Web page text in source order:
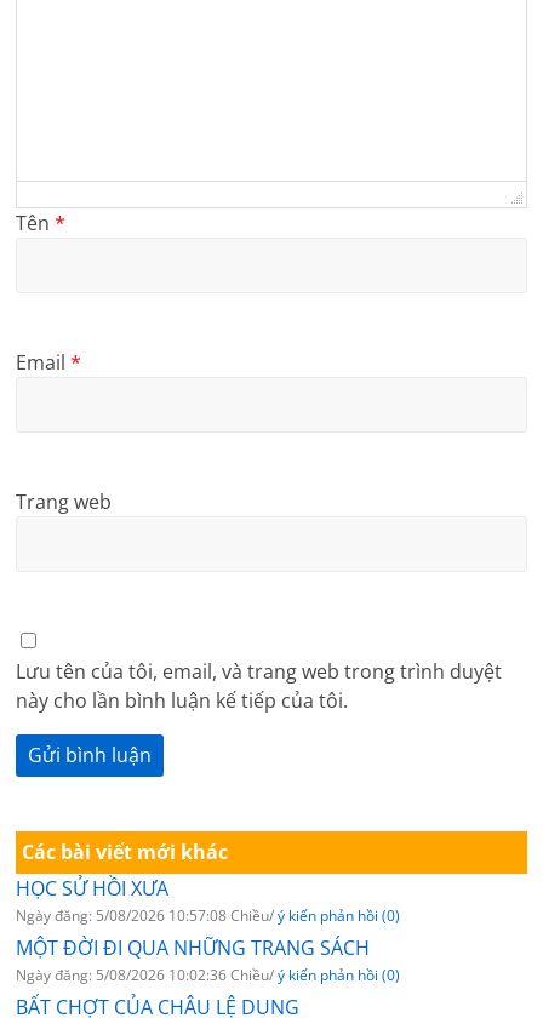
Tên*
Email*
Trang web
Lưu tên của tôi, email, và trang web trong trình duyệt
này cho lần bình luận kế tiếp của tôi.
Các bài viết mới khác
HỌC SỬ HỒI XƯA
Ngày đăng: 5/08/2026 10:57:08 Chiều/ý kiến phản hồi (0)
MỘT ĐỜI ĐI QUA NHỮNG TRANG SÁCH
Ngày đăng: 5/08/2026 10:02:36 Chiều/ý kiến phản hồi (0)
BẤT CHỢT CỦA CHÂU LỆ DUNG